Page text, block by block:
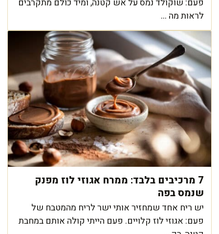
פעם: שוקולד נמס על אש קטנה, ומיד כולם מתקרבים
לראות מה ...
7 מרכיבים בלבד: ממרח אגוזי לוז מפנק
שנמס בפה
יש ריח אחד שמחזיר אותי ישר לריח מהמטבח של
פעם: אגוזי לוז קלויים. פעם הייתי קולה אותם במחבת